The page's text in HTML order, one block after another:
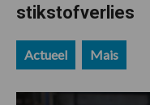
stikstofverlies
Actueel Mais